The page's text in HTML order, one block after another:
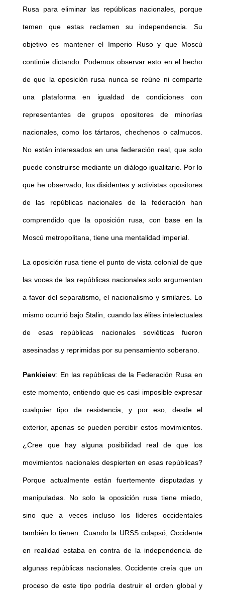
Rusa para eliminar las repúblicas nacionales, porque
temen que estas reclamen su independencia. Su
objetivo es mantener el Imperio Ruso y que Moscú
continúe dictando. Podemos observar esto en el hecho
de que la oposición rusa nunca se reúne ni comparte
una plataforma en igualdad de condiciones con
representantes de grupos opositores de minorías
nacionales, como los tártaros, chechenos o calmucos.
No están interesados en una federación real, que solo
puede construirse mediante un diálogo igualitario. Por lo
que he observado, los disidentes y activistas opositores
de las repúblicas nacionales de la federación han
comprendido que la oposición rusa, con base en la
Moscú metropolitana, tiene una mentalidad imperial.
La oposición rusa tiene el punto de vista colonial de que
las voces de las repúblicas nacionales solo argumentan
a favor del separatismo, el nacionalismo y similares. Lo
mismo ocurrió bajo Stalin, cuando las élites intelectuales
de esas repúblicas nacionales soviéticas fueron
asesinadas y reprimidas por su pensamiento soberano.
Pankieiev: En las repúblicas de la Federación Rusa en
este momento, entiendo que es casi imposible expresar
cualquier tipo de resistencia, y por eso, desde el
exterior, apenas se pueden percibir estos movimientos.
¿Cree que hay alguna posibilidad real de que los
movimientos nacionales despierten en esas repúblicas?
Porque actualmente están fuertemente disputadas y
manipuladas. No solo la oposición rusa tiene miedo,
sino que a veces incluso los líderes occidentales
también lo tienen. Cuando la URSS colapsó, Occidente
en realidad estaba en contra de la independencia de
algunas repúblicas nacionales. Occidente creía que un
proceso de este tipo podría destruir el orden global y